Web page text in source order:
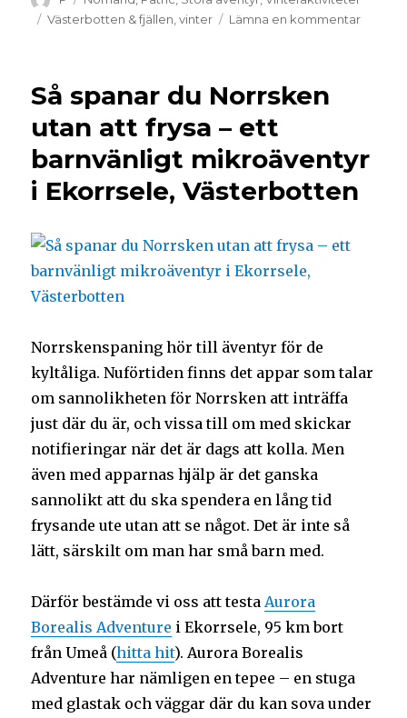
Västerbotten & fjällen ,vinter Lämna en kommentar
Så spanar du Norrsken
utan att frysa – ett
barnvänligt mikroäventyr
i Ekorrsele, Västerbotten
Norrskenspaning hör till äventyr för de
kyltåliga. Nuförtiden finns det appar som talar
om sannolikheten för Norrsken att inträffa
just där du är, och vissa till om med skickar
notifieringar när det är dags att kolla. Men
även med apparnas hjälp är det ganska
sannolikt att du ska spendera en lång tid
frysande ute utan att se något. Det är inte så
lätt, särskilt om man har små barn med.
Därför bestämde vi oss att testa Aurora
Borealis Adventure i Ekorrsele, 95 km bort
från Umeå (hitta hit). Aurora Borealis
Adventure har nämligen en tepee – en stuga
med glastak och väggar där du kan sova under